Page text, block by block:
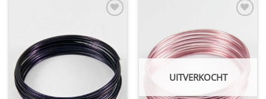
wenslijst
aan
wenslijst
UITVERKOCHT